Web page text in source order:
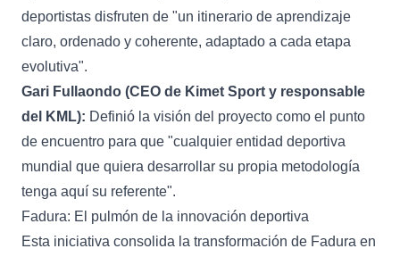
deportistas disfruten de "un itinerario de aprendizaje
claro, ordenado y coherente, adaptado a cada etapa
evolutiva".
Gari Fullaondo (CEO de Kimet Sport y responsable
del KML): Definió la visión del proyecto como el punto
de encuentro para que "cualquier entidad deportiva
mundial que quiera desarrollar su propia metodología
tenga aquí su referente".
Fadura: El pulmón de la innovación deportiva
Esta iniciativa consolida la transformación de Fadura en